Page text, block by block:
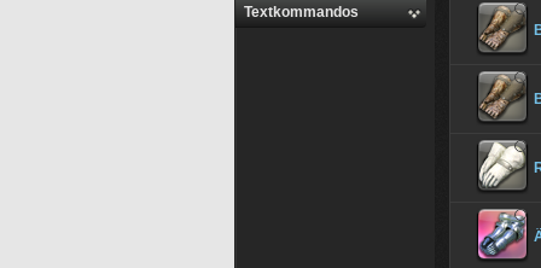
Textkommandos